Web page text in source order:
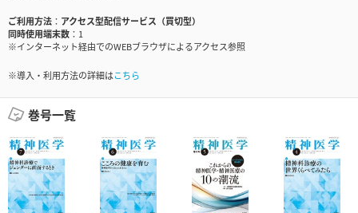
ご利用方法
アクセス型配信サービス（買切型）
同時使用端末数
1
※インターネット経由でのWEBブラウザによるアクセス参照
※導入・利用方法の詳細はこちら
巻号一覧